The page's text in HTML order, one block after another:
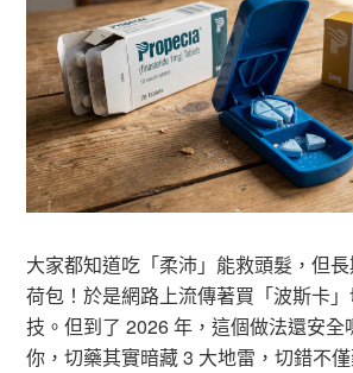
大家都知道吃「柔沛」能救頭髮，但
荷包！於是網路上流傳著買「波斯卡
技。但到了 2026 年，這個做法還安
你，切藥其實暗藏 3 大地雷，切錯不